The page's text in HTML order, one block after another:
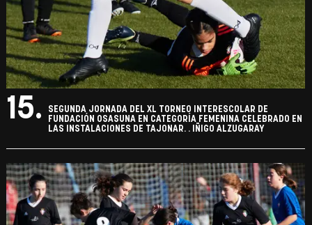
15.
SEGUNDA JORNADA DEL XL TORNEO INTERESCOLAR DE
FUNDACIÓN OSASUNA EN CATEGORÍA FEMENINA CELEBRADO EN
LAS INSTALACIONES DE TAJONAR. . IÑIGO ALZUGARAY